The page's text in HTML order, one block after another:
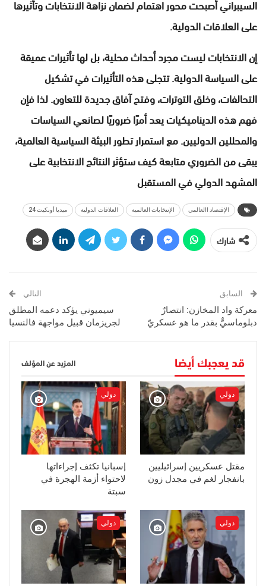
السيبراني أصبحت محور اهتمام لضمان نزاهة الانتخابات وتأثيرها
على العلاقات الدولية.
إن الانتخابات ليست مجرد أحداث محلية، بل لها تأثيرات عميقة
على السياسة الدولية. تتجلى هذه التأثيرات في تشكيل
التحالفات، وخلق التوترات، وفتح آفاق جديدة للتعاون. لذا فإن
فهم هذه الديناميكيات يعد أمرًا ضروريًا لصانعي السياسات
والمحللين الدوليين. مع استمرار تطور البيئة السياسية العالمية،
يبقى من الضروري متابعة كيف ستؤثر النتائج الانتخابية على
المشهد الدولي في المستقبل
الإقتصاد االعالمي الإنتخابات العالمية العلاقات الدولية ميديا أونكيت 24
شارك
السابق
معركة واد المخازن: انتصارٌ
دبلوماسيٌّ بقدر ما هو عسكريّ
التالي
سيميوني يؤكد دعمه المطلق
لجريزمان قبيل مواجهة فالنسيا
قد يعجبك أيضا المزيد عن المؤلف
دولي
مقتل عسكريين إسرائيليين
بانفجار لغم في مجدل زون
دولي
إسبانيا تكثف إجراءاتها
لاحتواء أزمة الهجرة في
سبتة
دولي دولي